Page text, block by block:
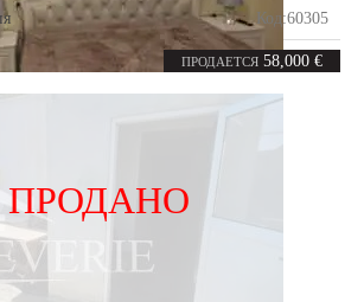
ПРОДАЕТСЯ 58,000 €
Код:60305
комната 36.7 m²
ПРОДАНО